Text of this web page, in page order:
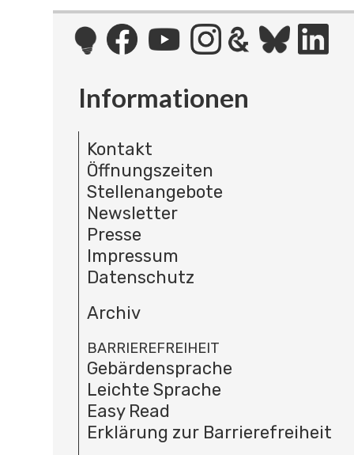
Informationen
Kontakt
Öffnungszeiten
Stellenangebote
Newsletter
Presse
Impressum
Datenschutz
Archiv
BARRIEREFREIHEIT
Gebärdensprache
Leichte Sprache
Easy Read
Erklärung zur Barrierefreiheit